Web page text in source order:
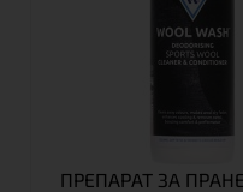
ПРЕПАРАТ ЗА